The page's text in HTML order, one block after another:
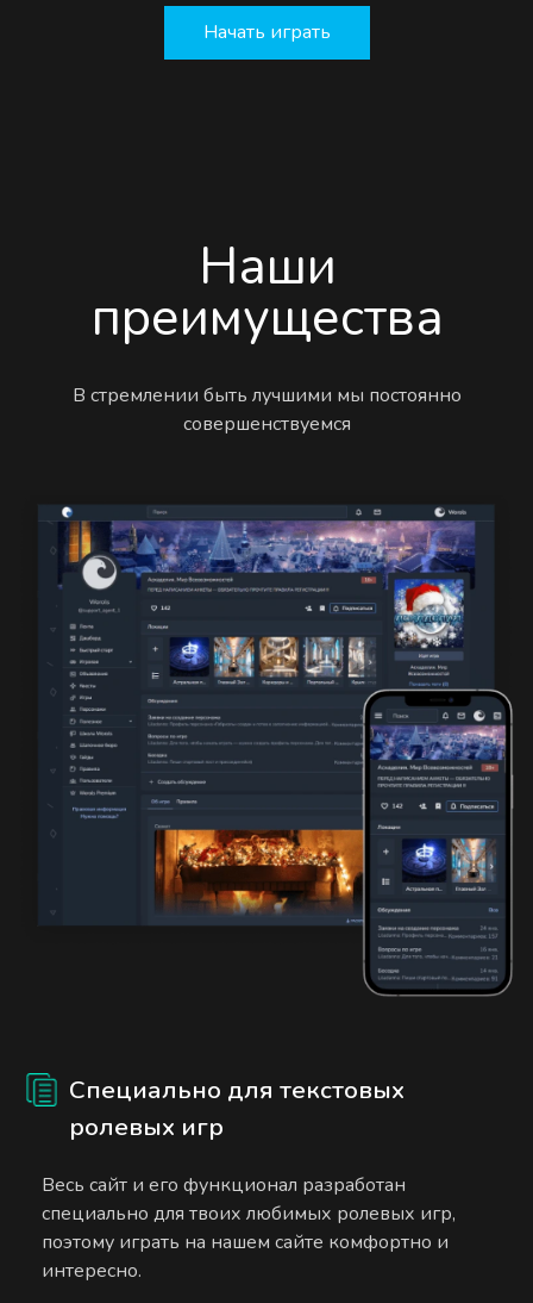
Начать играть
Наши
преимущества
В стремлении быть лучшими мы постоянно
совершенствуемся
Специально для текстовых
ролевых игр
Весь сайт и его функционал разработан
специально для твоих любимых ролевых игр,
поэтому играть на нашем сайте комфортно и
интересно.